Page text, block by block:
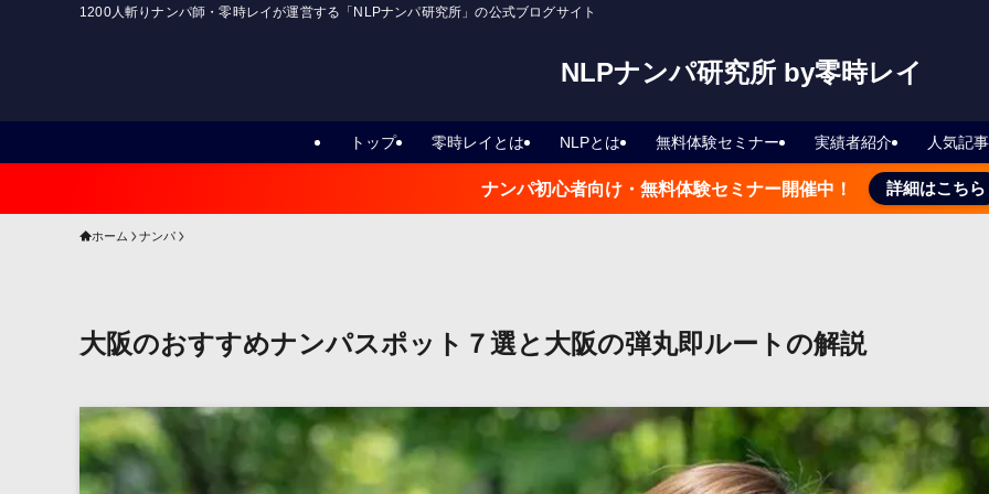
1200人斬りナンパ師・零時レイが運営する「NLPナンパ研究所」の公式ブログサイト
NLPナンパ研究所 by零時レイ
トップ 零時レイとは NLPとは 無料体験セミナー 実績者紹介 人気記事
ナンパ初心者向け・無料体験セミナー開催中！ 詳細はこちら
ホーム ナンパ
大阪のおすすめナンパスポット７選と大阪の弾丸即ルートの解説